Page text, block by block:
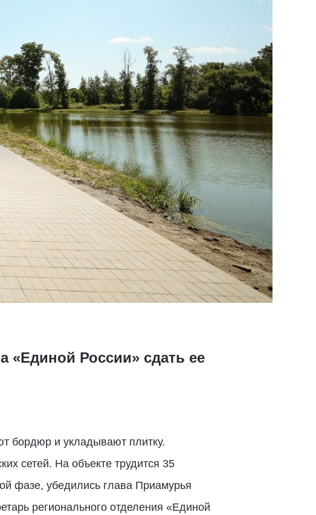
«Единой России» сдать ее
бордюр и укладывают плитку.
сетей. На объекте трудится 35
фазе, убедились глава Приамурья
регионального отделения «Единой